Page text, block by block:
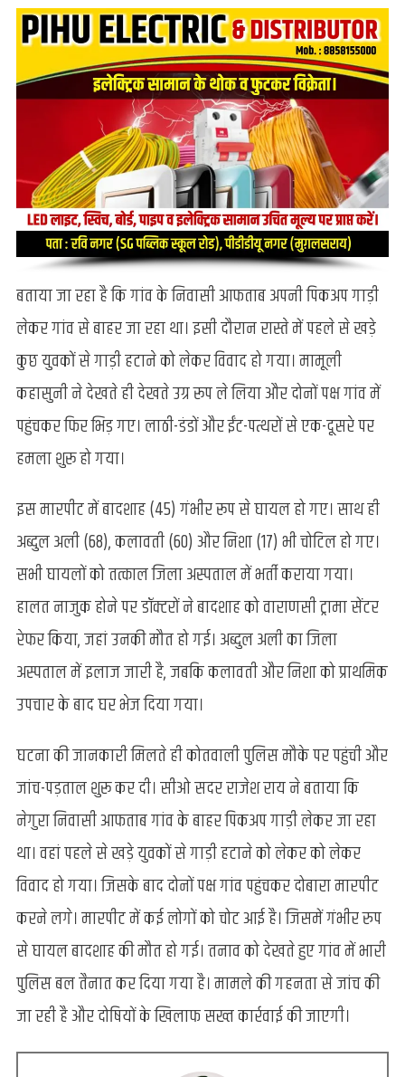
मौत,
तीन
बताया जा रहा है कि गांव के निवासी आफताब अपनी पिकअप गाड़ी
लेकर गांव से बाहर जा रहा था। इसी दौरान रास्ते में पहले से खड़े
कुछ युवकों से गाड़ी हटाने को लेकर विवाद हो गया। मामूली
कहासुनी ने देखते ही देखते उग्र रूप ले लिया और दोनों पक्ष गांव में
पहुंचकर फिर भिड़ गए। लाठी-डंडों और ईंट-पत्थरों से एक-दूसरे पर
हमला शुरू हो गया।
इस मारपीट में बादशाह (45) गंभीर रूप से घायल हो गए। साथ ही
अब्दुल अली (68), कलावती (60) और निशा (17) भी चोटिल हो गए।
सभी घायलों को तत्काल जिला अस्पताल में भर्ती कराया गया।
हालत नाजुक होने पर डॉक्टरों ने बादशाह को वाराणसी ट्रामा सेंटर
रेफर किया, जहां उनकी मौत हो गई। अब्दुल अली का जिला
अस्पताल में इलाज जारी है, जबकि कलावती और निशा को प्राथमिक
उपचार के बाद घर भेज दिया गया।
घटना की जानकारी मिलते ही कोतवाली पुलिस मौके पर पहुंची और
जांच-पड़ताल शुरू कर दी। सीओ सदर राजेश राय ने बताया कि
नेगुरा निवासी आफताब गांव के बाहर पिकअप गाड़ी लेकर जा रहा
था। वहां पहले से खड़े युवकों से गाड़ी हटाने को लेकर को लेकर
विवाद हो गया। जिसके बाद दोनों पक्ष गांव पहुंचकर दोबारा मारपीट
करने लगे। मारपीट में कई लोगों को चोट आई है। जिसमें गंभीर रुप
से घायल बादशाह की मौत हो गई। तनाव को देखते हुए गांव में भारी
पुलिस बल तैनात कर दिया गया है। मामले की गहनता से जांच की
जा रही है और दोषियों के खिलाफ सख्त कार्रवाई की जाएगी।